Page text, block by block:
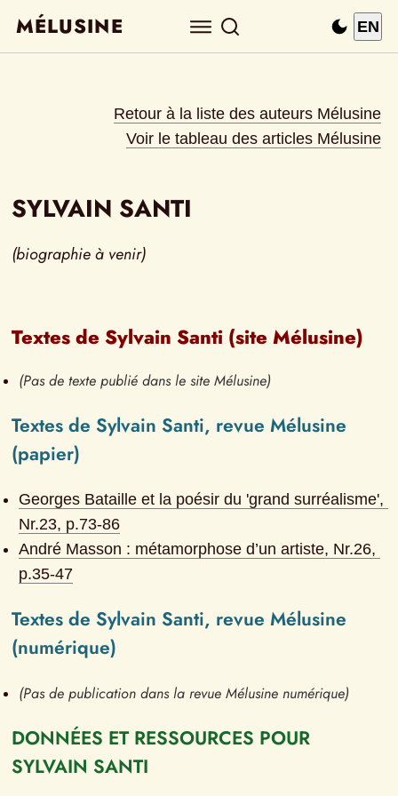
MÉLUSINE EN
Retour à la liste des auteurs Mélusine
Voir le tableau des articles Mélusine
SYLVAIN SANTI
(biographie à venir)
Textes de Sylvain Santi (site Mélusine)
(Pas de texte publié dans le site Mélusine)
Textes de Sylvain Santi, revue Mélusine
(papier)
Georges Bataille et la poésir du 'grand surréalisme',
Nr.23, p.73-86
André Masson : métamorphose d’un artiste, Nr.26,
p.35-47
Textes de Sylvain Santi, revue Mélusine
(numérique)
(Pas de publication dans la revue Mélusine numérique)
DONNÉES ET RESSOURCES POUR
SYLVAIN SANTI